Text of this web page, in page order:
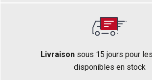
Livraison sous 15 jours pour
disponibles en stock